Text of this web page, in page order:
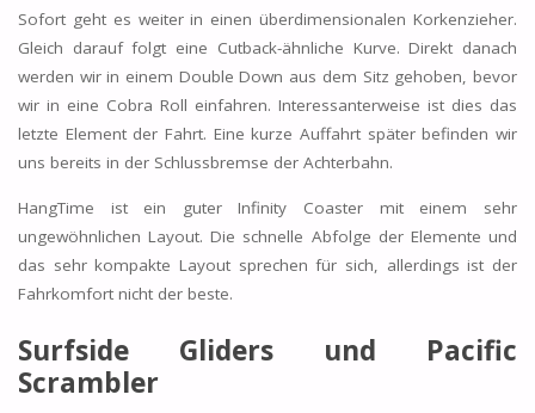
Sofort geht es weiter in einen überdimensionalen Korkenzieher.
Gleich darauf folgt eine Cutback-ähnliche Kurve. Direkt danach
werden wir in einem Double Down aus dem Sitz gehoben, bevor
wir in eine Cobra Roll einfahren. Interessanterweise ist dies das
letzte Element der Fahrt. Eine kurze Auffahrt später befinden wir
uns bereits in der Schlussbremse der Achterbahn.
HangTime ist ein guter Infinity Coaster mit einem sehr
ungewöhnlichen Layout. Die schnelle Abfolge der Elemente und
das sehr kompakte Layout sprechen für sich, allerdings ist der
Fahrkomfort nicht der beste.
Surfside Gliders und Pacific
Scrambler